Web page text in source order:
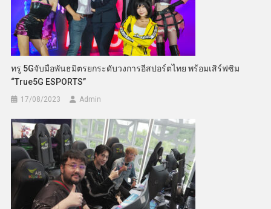
ทรู 5Gจับมือพันธมิตรยกระดับวงการอีสปอร์ตไทย พร้อมเสิร์ฟซิม
“True5G ESPORTS”
17/08/2023 Admin